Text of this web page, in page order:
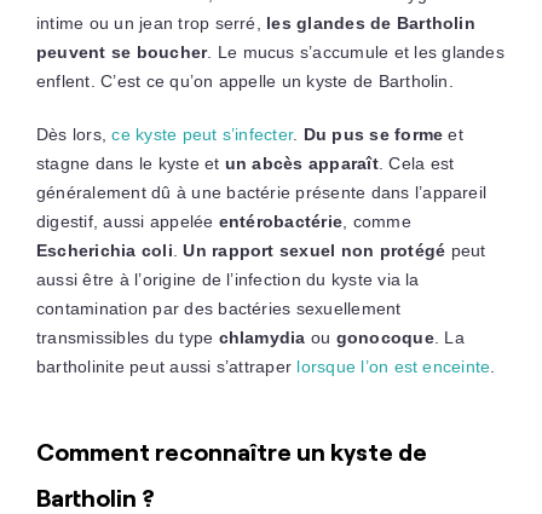
intime ou un jean trop serré, les glandes de Bartholin
peuvent se boucher. Le mucus s’accumule et les glandes
enflent. C’est ce qu’on appelle un kyste de Bartholin.
Dès lors,ce kyste peut s’infecter. Du pus se forme et
stagne dans le kyste et un abcès apparaît. Cela est
généralement dû à une bactérie présente dans l’appareil
digestif, aussi appelée entérobactérie , comme
Escherichia coli .Un rapport sexuel non protégé peut
aussi être à l’origine de l’infection du kyste via la
contamination par des bactéries sexuellement
transmissibles du type chlamydia ou gonocoque. La
bartholinite peut aussi s’attraper lorsque l’on est enceinte
Comment reconnaître un kyste de
Bartholin ?